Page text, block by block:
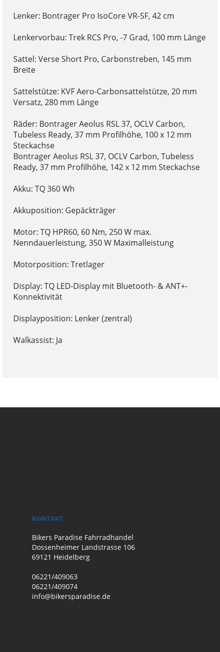
Lenker: Bontrager Pro IsoCore VR-SF, 42 cm
Lenkervorbau: Trek RCS Pro, -7 Grad, 100 mm Länge
Sattel: Verse Short Pro, Carbonstreben, 145 mm
Breite
Sattelstütze: KVF Aero-Carbonsattelstütze, 20 mm
Versatz, 280 mm Länge
Räder: Bontrager Aeolus RSL 37, OCLV Carbon,
Tubeless Ready, 37 mm Profilhöhe, 100 x 12 mm
Steckachse
Bontrager Aeolus RSL 37, OCLV Carbon, Tubeless
Ready, 37 mm Profilhöhe, 142 x 12 mm Steckachse
Akku: TQ 360 Wh
Akkuposition: Gepäckträger
Motor: TQ HPR60, 60 Nm, 250 W max.
Nenndauerleistung, 350 W Maximalleistung
Motorposition: Tretlager
Display: TQ LED-Display mit Bluetooth- & ANT+-
Konnektivität
Displayposition: Lenker (zentral)
Walkassist: Ja
KONTAKT
Bikers Paradise Fahrradhandel
Dossenheimer Landstrasse 106
69121 Heidelberg
06221/409063
06221/409074
info@bikersparadise.de